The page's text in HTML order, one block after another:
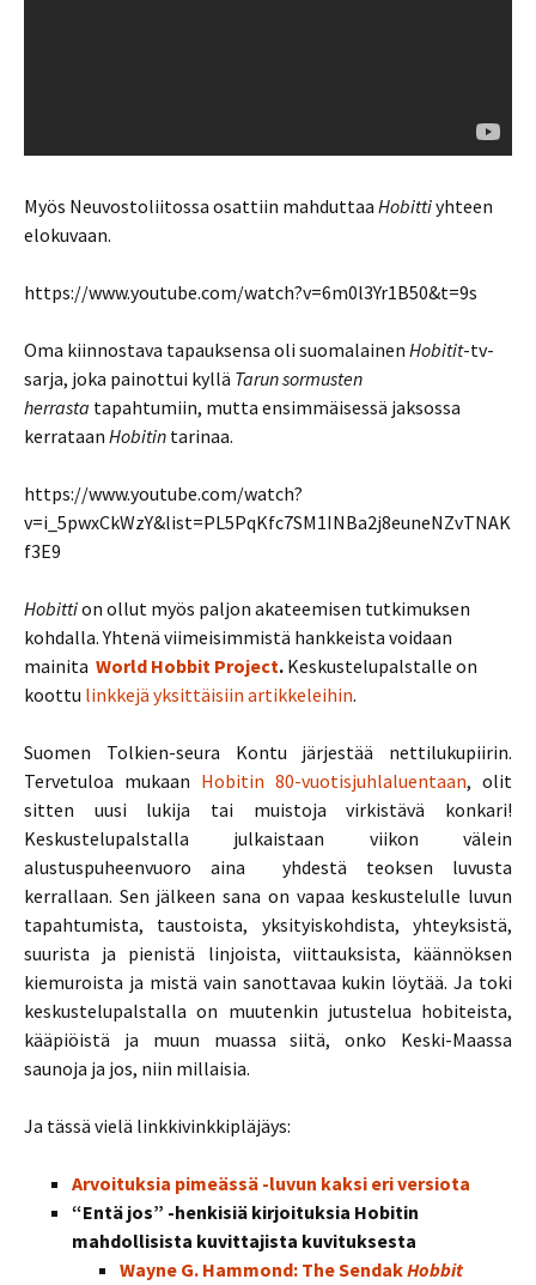
Myös Neuvostoliitossa osattiin mahduttaa Hobittiyhteen
elokuvaan.
https://www.youtube.com/watch?v=6m0l3Yr1B50&t=9s
Oma kiinnostava tapauksensa oli suomalainen Hobitit-tv-
sarja, joka painottui kyllä Tarun sormusten
herrasta tapahtumiin, mutta ensimmäisessä jaksossa
kerrataan Hobitin tarinaa.
https://www.youtube.com/watch?
v=i_5pwxCkWzY&list=PL5PqKfc7SM1INBa2j8euneNZvTNAK
f3E9
Hobittion ollut myös paljon akateemisen tutkimuksen
kohdalla. Yhtenä viimeisimmistä hankkeista voidaan
mainita World Hobbit Project. Keskustelupalstalle on
koottu linkkejä yksittäisiin artikkeleihin.
Suomen Tolkien-seura Kontu järjestää nettilukupiirin.
Tervetuloa mukaan Hobitin 80-vuotisjuhlaluentaan, olit
sitten uusi lukija tai muistoja virkistävä konkari!
Keskustelupalstalla julkaistaan viikon välein
alustuspuheenvuoro aina yhdestä teoksen luvusta
kerrallaan. Sen jälkeen sana on vapaa keskustelulle luvun
tapahtumista, taustoista, yksityiskohdista, yhteyksistä,
suurista ja pienistä linjoista, viittauksista, käännöksen
kiemuroista ja mistä vain sanottavaa kukin löytää. Ja toki
keskustelupalstalla on muutenkin jutustelua hobiteista,
kääpiöistä ja muun muassa siitä, onko Keski-Maassa
saunoja ja jos, niin millaisia.
Ja tässä vielä linkkivinkkipläjäys:
Arvoituksia pimeässä -luvun kaksi eri versiota
“Entä jos” -henkisiä kirjoituksia Hobitin
mahdollisista kuvittajista kuvituksesta
Wayne G. Hammond: The SendakHobbit